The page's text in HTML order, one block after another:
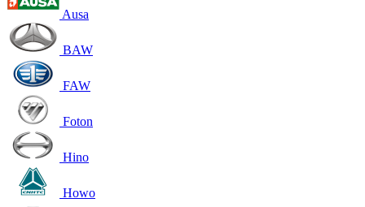
Ausa
BAW
FAW
Foton
Hino
Howo